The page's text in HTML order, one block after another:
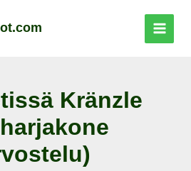
Kränzle